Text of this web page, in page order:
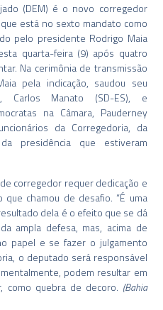
(DEM) é o novo corregedor
está no sexto mandato como
pelo presidente Rodrigo Maia
quarta-feira (9) após quatro
Na cerimônia de transmissão
pela indicação, saudou seu
Carlos Manato (SD-ES), e
na Câmara, Pauderney
da Corregedoria, da
presidência que estiveram
corregedor requer dedicação e
chamou de desafio. “É uma
dela é o efeito que se dá
ampla defesa, mas, acima de
papel e se fazer o julgamento
o deputado será responsável
podem resultar em
como quebra de decoro. (Bahia